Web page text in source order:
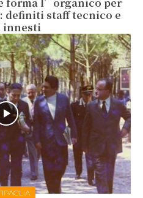
definiti staff tecnico e
innesti